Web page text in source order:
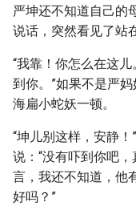
严坤还不知道自己的
说话，突然看见了站
“我靠！你怎么在这
到你。”如果不是严
海扁小蛇妖一顿。
“坤儿别这样，安静
说：“没有吓到你吧
言，我还不知道，他
好吗？”